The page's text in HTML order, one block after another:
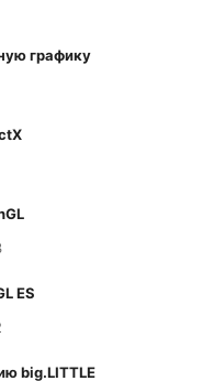
графику
ES
big.LITTLE